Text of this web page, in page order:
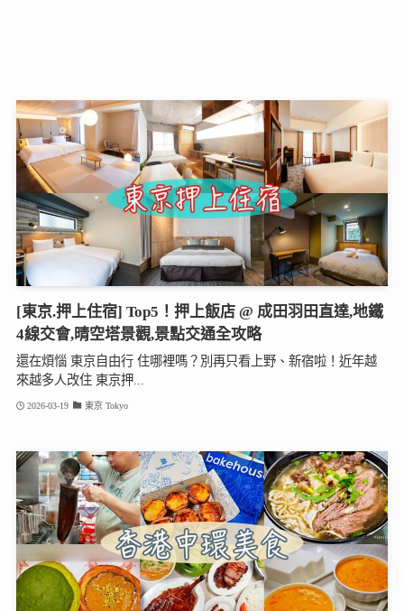
[東京.押上住宿] Top5！押上飯店 @ 成田羽田直達,地鐵
4線交會,晴空塔景觀,景點交通全攻略
還在煩惱 東京自由行 住哪裡嗎？別再只看上野、新宿啦！近年越
來越多人改住 東京押...
2026-03-19 東京 Tokyo